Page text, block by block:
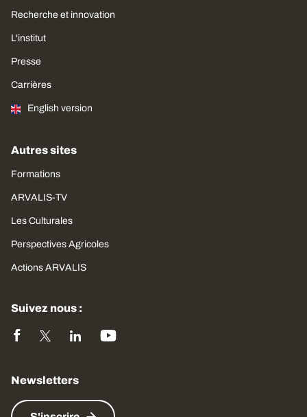
Recherche et innovation
L'institut
Presse
Carrières
English version
Autres sites
Formations
ARVALIS-TV
Les Culturales
Perspectives Agricoles
Actions ARVALIS
Suivez nous :
Newsletters